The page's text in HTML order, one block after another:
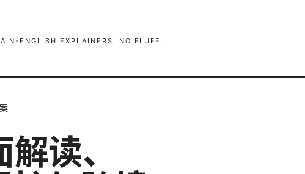
ENGLISH EXPLAINERS, NO FLUFF.
读、